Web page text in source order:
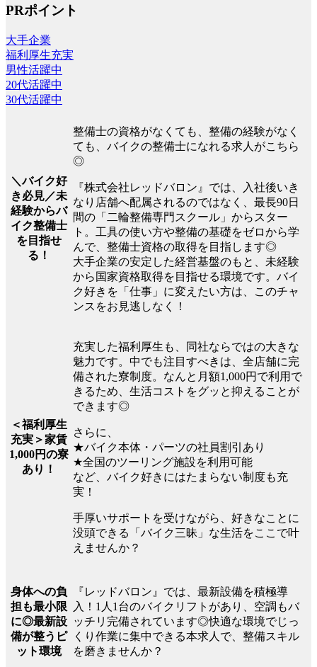
PRポイント
大手企業
福利厚生充実
男性活躍中
20代活躍中
30代活躍中
＼バイク好
き必見／未
経験からバ
イク整備士
を目指せ
る！
整備士の資格がなくても、整備の経験がなく
ても、バイクの整備士になれる求人がこちら
◎
『株式会社レッドバロン』では、入社後いき
なり店舗へ配属されるのではなく、最長90日
間の「二輪整備専門スクール」からスター
ト。工具の使い方や整備の基礎をゼロから学
んで、整備士資格の取得を目指します◎
大手企業の安定した経営基盤のもと、未経験
から国家資格取得を目指せる環境です。バイ
ク好きを「仕事」に変えたい方は、このチャ
ンスをお見逃しなく！
＜福利厚生
充実＞家賃
1,000円の寮
あり！
充実した福利厚生も、同社ならではの大きな
魅力です。中でも注目すべきは、全店舗に完
備された寮制度。なんと月額1,000円で利用で
きるため、生活コストをグッと抑えることが
できます◎
さらに、
★バイク本体・パーツの社員割引あり
★全国のツーリング施設を利用可能
など、バイク好きにはたまらない制度も充
実！
手厚いサポートを受けながら、好きなことに
没頭できる「バイク三昧」な生活をここで叶
えませんか？
身体への負
担も最小限
に◎最新設
備が整うピ
ット環境
『レッドバロン』では、最新設備を積極導
入！1人1台のバイクリフトがあり、空調もバ
ッチリ完備されています◎快適な環境でじっ
くり作業に集中できる本求人で、整備スキル
を磨きませんか？